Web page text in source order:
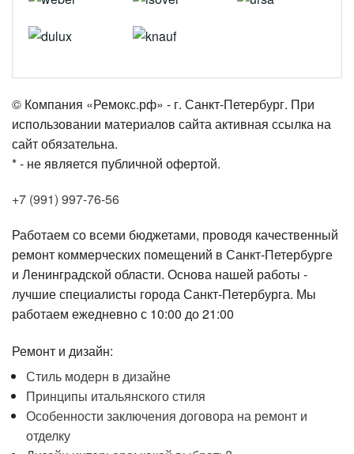
© Компания «Ремокс.рф» - г. Санкт-Петербург. При
использовании материалов сайта активная ссылка на
сайт обязательна.
* - не является публичной офертой.
+7 (991) 997-76-56
Работаем со всеми бюджетами, проводя качественный
ремонт коммерческих помещений в Санкт-Петербурге
и Ленинградской области. Основа нашей работы -
лучшие специалисты города Санкт-Петербурга. Мы
работаем ежедневно с 10:00 до 21:00
Ремонт и дизайн:
Стиль модерн в дизайне
Принципы итальянского стиля
Особенности заключения договора на ремонт и
отделку